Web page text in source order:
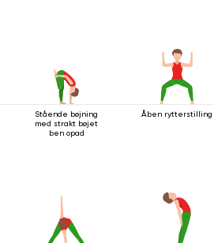
Stående bøjning
med strakt bøjet
ben opad
Åben rytterstilling